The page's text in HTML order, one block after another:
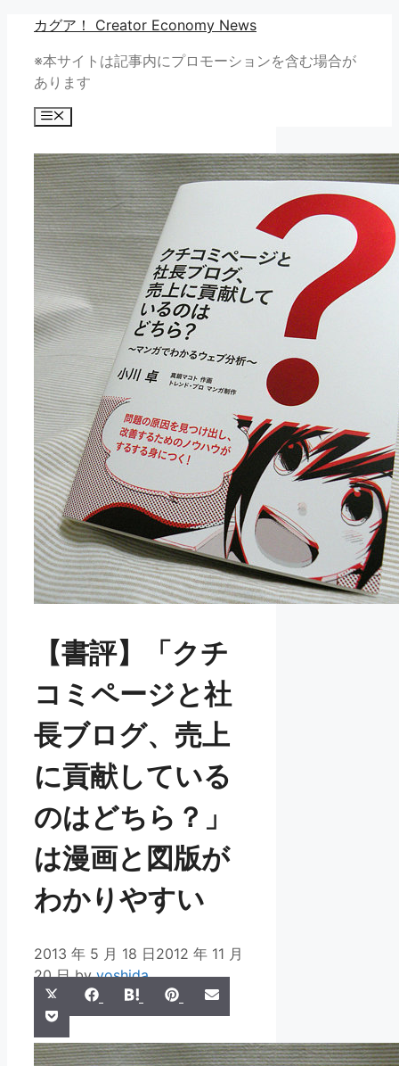
カグア！ Creator Economy News
※本サイトは記事内にプロモーションを含む場合が
あります
メ
ー
【書評】「クチ
コミページと社
長ブログ、売上
に貢献している
のはどちら？」
は漫画と図版が
わかりやすい
2013 年 5 月 18 日2012 年 11 月
20 日 byyoshida
Share
on
(Twitter)
Share
on
Facebook
Share
on
Hatena Share
on
PinterestShare
on
Share
on
Pocket